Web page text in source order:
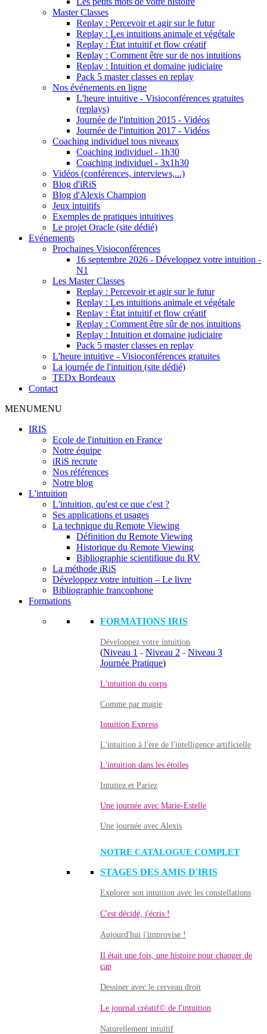
Master Classes
Replay : Percevoir et agir sur le futur
Replay : Les intuitions animale et végétale
Replay : État intuitif et flow créatif
Replay : Comment être sur de nos intuitions
Replay : Intuition et domaine judiciaire
Pack 5 master classes en replay
Nos événements en ligne
L'heure intuitive - Visioconférences gratuites
(replays)
Journée de l'intuition 2015 - Vidéos
Journée de l'intuition 2017 - Vidéos
Coaching individuel tous niveaux
Coaching individuel - 1h30
Coaching individuel - 3x1h30
Vidéos (conférences, interviews,...)
Blog d'iRiS
Blog d'Alexis Champion
Jeux intuitifs
Exemples de pratiques intuitives
Le projet Oracle (site dédié)
Evénements
Prochaines Visioconférences
16 septembre 2026 - Développez votre intuition -
N1
Les Master Classes
Replay : Percevoir et agir sur le futur
Replay : Les intuitions animale et végétale
Replay : État intuitif et flow créatif
Replay : Comment être sûr de nos intuitions
Replay : Intuition et domaine judiciaire
Pack 5 master classes en replay
L'heure intuitive - Visioconférences gratuites
La journée de l'intuition (site dédié)
TEDx Bordeaux
Contact
MENUMENU
IRIS
Ecole de l'intuition en France
Notre équipe
iRiS recrute
Nos références
Notre blog
L'intuition
L'intuition, qu'est ce que c'est ?
Ses applications et usages
La technique du Remote Viewing
Définition du Remote Viewing
Historique du Remote Viewing
Bibliographie scientifique du RV
La méthode iRiS
Développez votre intuition – Le livre
Bibliographie francophone
Formations
FORMATIONS IRIS
Développez votre intuition
(Niveau 1 - Niveau 2 - Niveau 3
Journée Pratique)
L'intuition du corps
Comme par magie
Intuition Express
L'intuition à l'ère de l'intelligence artificielle
L'intuition dans les étoiles
Intuitez et Pariez
Une journée avec Marie-Estelle
Une journée avec Alexis
NOTRE CATALOGUE COMPLET
STAGES DES AMIS D'IRIS
Explorer son intuition avec les constellations
C'est décidé, j'écris !
Aujourd'hui j'improvise !
Il était une fois, une histoire pour changer de
cap
Dessiner avec le cerveau droit
Le journal créatif© de l'intuition
Naturellement intuitif